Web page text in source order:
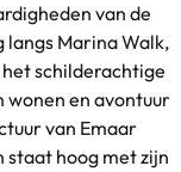
van de
Marina Walk,
schilderachtige
wonen en avontuur
van Emaar
staat hoog met zijn